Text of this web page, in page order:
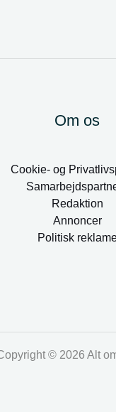
Om os
Cookie- og
Redaktion
Annoncer
Politisk
© 2026 Alt